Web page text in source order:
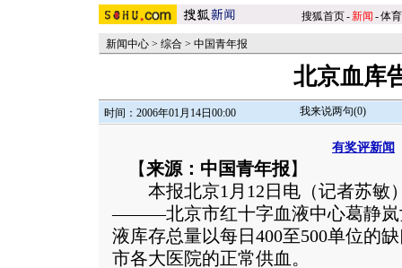
搜狐首页-新闻 -体育
新闻中心 > 综合 > 中国青年报
北京血库
时间：2006年01月14日00:00 我来说两句(0)
有奖评新闻
【来源：中国青年报 】
本报北京1月12日电（记者苏敏
———北京市红十字血液中心葛静岚
液库存总量以每日400至500单位的
市各大医院的正常供血。